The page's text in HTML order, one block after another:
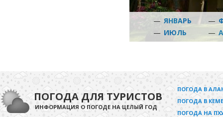
— ЯНВАРЬ —
— ИЮЛЬ —
ПОГОДА ДЛЯ ТУРИСТОВ
ИНФОРМАЦИЯ О ПОГОДЕ НА ЦЕЛЫЙ ГОД
ПОГОДА В
ПОГОДА В
ПОГОДА НА